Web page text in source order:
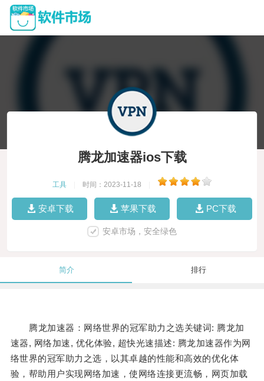
腾龙加速器ios下载
工具 时间：2023-11-18
安卓下载 苹果下载 PC下载
安卓市场，安全绿色
简介 排行
腾龙加速器：网络世界的冠军助力之选关键词: 腾龙加
速器, 网络加速, 优化体验, 超快光速描述: 腾龙加速器作为网
络世界的冠军助力之选，以其卓越的性能和高效的优化体
验，帮助用户实现网络加速，使网络连接更流畅，网页加载